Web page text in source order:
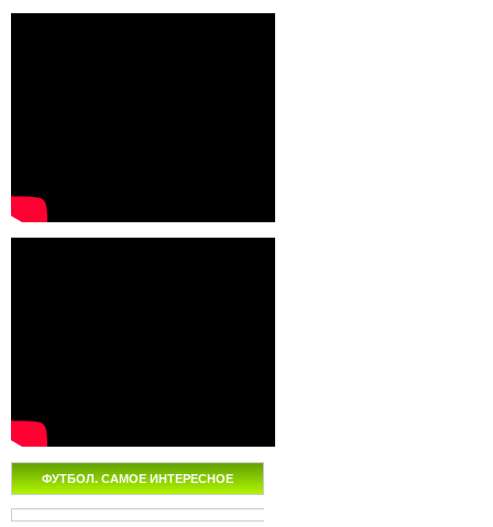
ФУТБОЛ. САМОЕ ИНТЕРЕСНОЕ